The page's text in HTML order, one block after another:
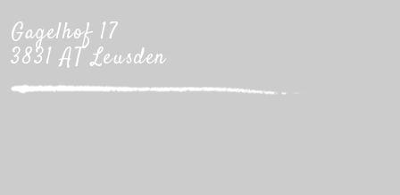
Gagelhof 17
3831 AT Leusden